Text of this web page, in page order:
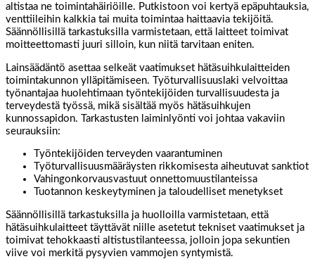
altistaa ne toimintahäiriöille. Putkistoon voi kertyä epäpuhtauksia,
venttiileihin kalkkia tai muita toimintaa haittaavia tekijöitä.
Säännöllisillä tarkastuksilla varmistetaan, että laitteet toimivat
moitteettomasti juuri silloin, kun niitä tarvitaan eniten.
Lainsäädäntö asettaa selkeät vaatimukset hätäsuihkulaitteiden
toimintakunnon ylläpitämiseen. Työturvallisuuslaki velvoittaa
työnantajaa huolehtimaan työntekijöiden turvallisuudesta ja
terveydestä työssä, mikä sisältää myös hätäsuihkujen
kunnossapidon. Tarkastusten laiminlyönti voi johtaa vakaviin
seurauksiin:
Työntekijöiden terveyden vaarantuminen
Työturvallisuusmääräysten rikkomisesta aiheutuvat sanktiot
Vahingonkorvausvastuut onnettomuustilanteissa
Tuotannon keskeytyminen ja taloudelliset menetykset
Säännöllisillä tarkastuksilla ja huolloilla varmistetaan, että
hätäsuihkulaitteet täyttävät niille asetetut tekniset vaatimukset ja
toimivat tehokkaasti altistustilanteessa, jolloin jopa sekuntien
viive voi merkitä pysyvien vammojen syntymistä.